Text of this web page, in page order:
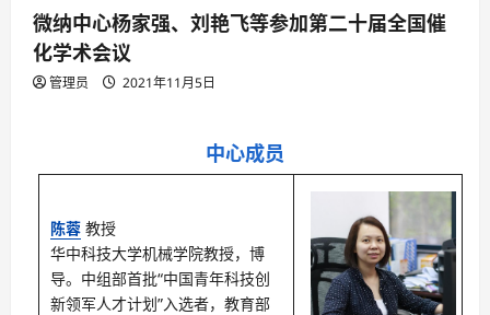
微纳中心杨家强、刘艳飞等参加第二十届全国催
化学术会议
管理员 2021年11月5日
中心成员
陈蓉 教授
华中科技大学机械学院教授，博
导。中组部首批“中国青年科技创
新领军人才计划”入选者，教育部